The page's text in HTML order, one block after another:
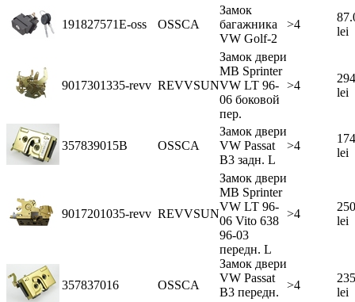
191827571E-oss OSSCA
Замок
багажника
VW Golf-2
>4
lei
9017301335-revv REVVSUN
Замок двери
MB Sprinter
VW LT 96-
06 боковой
пер.
>4
lei
357839015B OSSCA
Замок двери
VW Passat
B3 задн. L
>4
lei
9017201035-revv REVVSUN
Замок двери
MB Sprinter
VW LT 96-
06 Vito 638
96-03
передн. L
>4
lei
357837016 OSSCA
Замок двери
VW Passat
B3 передн.
>4
lei